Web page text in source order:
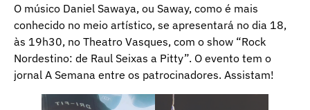
O músico Daniel Sawaya, ou Saway, como é mais
conhecido no meio artístico, se apresentará no dia 18,
às 19h30, no Theatro Vasques, com o show “Rock
Nordestino: de Raul Seixas a Pitty”. O evento tem o
jornal A Semana entre os patrocinadores. Assistam!